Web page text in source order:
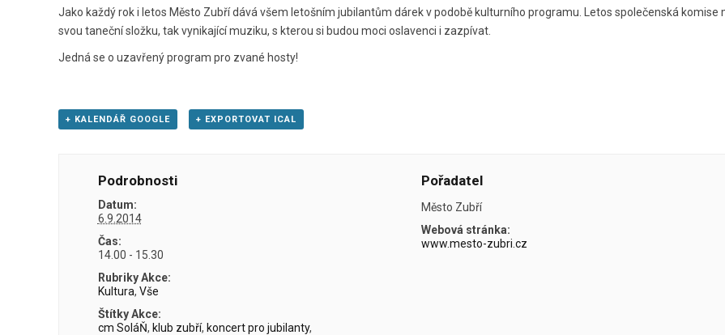
Jako každý rok i letos Město Zubří dává všem letošním jubilantům dárek v podobě kulturního programu. Letos společenská
svou taneční složku, tak vynikající muziku, s kterou si budou moci oslavenci i zazpívat.
Jedná se o uzavřený program pro zvané hosty!
+ KALENDÁŘ GOOGLE + EXPORTOVAT ICAL
Podrobnosti
Datum:
6.9.2014
Čas:
14.00 - 15.30
Rubriky Akce:
Kultura, Vše
Štítky Akce:
cm SoláŇ, klub zubří, koncert pro jubilanty,
Pořadatel
Město Zubří
Webová stránka:
www.mesto-zubri.cz